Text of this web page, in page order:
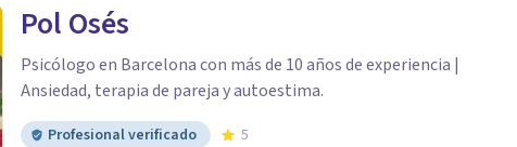
Pol Osés
Psicólogo en Barcelona con más de 10 años de experiencia |
Ansiedad, terapia de pareja y autoestima.
Profesional verificado 5